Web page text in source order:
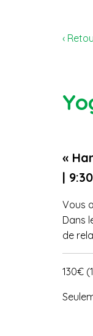
‹
«
|
Vous
Dans
de
130€